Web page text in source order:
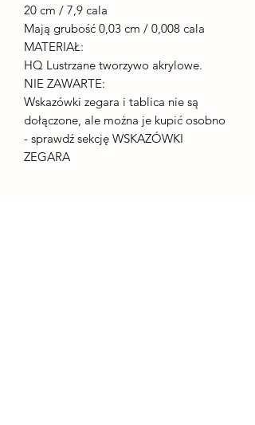
20 cm / 7,9 cala
Mają grubość 0,03 cm / 0,008 cala
MATERIAŁ:
HQ Lustrzane tworzywo akrylowe.
NIE ZAWARTE:
Wskazówki zegara i tablica nie są
dołączone, ale można je kupić osobno
- sprawdź sekcję WSKAZÓWKI
ZEGARA